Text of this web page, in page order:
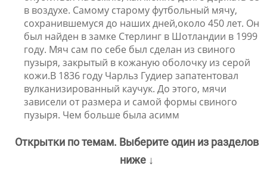
в воздухе. Самому старому футбольный мячу,
сохранившемуся до наших дней,около 450 лет. Он
был найден в замке Стерлинг в Шотландии в 1999
году. Мяч сам по себе был сделан из свиного
пузыря, закрытый в кожаную оболочку из серой
кожи.В 1836 году Чарльз Гудиер запатентовал
вулканизированный каучук. До этого, мячи
зависели от размера и самой формы свиного
пузыря. Чем больше была асимм
Открытки по темам. Выберите один из разделов
ниже ↓